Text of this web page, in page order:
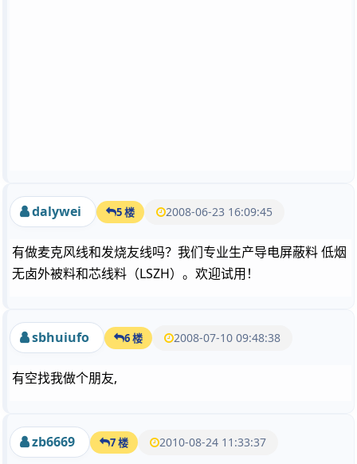
dalywei 5 楼 2008-06-23 16:09:45
有做麦克风线和发烧友线吗？我们专业生产导电屏蔽料 低烟
无卤外被料和芯线料（LSZH）。欢迎试用！
sbhuiufo 6 楼 2008-07-10 09:48:38
有空找我做个朋友,
zb6669 7 楼 2010-08-24 11:33:37